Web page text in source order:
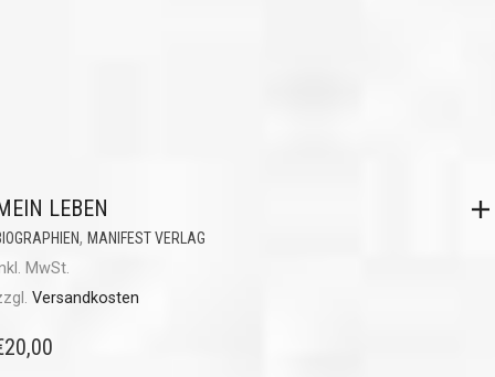
LEBEN
, MANIFEST VERLAG
MwSt.
Versandkosten
20,00